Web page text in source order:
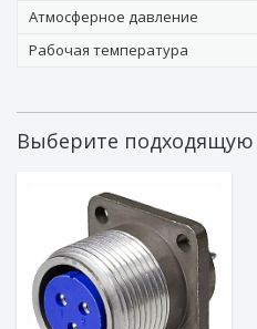
Атмосферное давление
Рабочая температура
Выберите подходящую